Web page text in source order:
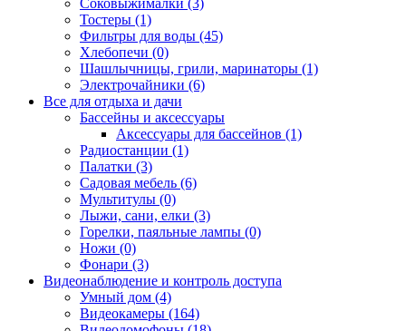
Соковыжималки (3)
Тостеры (1)
Фильтры для воды (45)
Хлебопечи (0)
Шашлычницы, грили, маринаторы (1)
Электрочайники (6)
Все для отдыха и дачи
Бассейны и аксессуары
Аксессуары для бассейнов (1)
Радиостанции (1)
Палатки (3)
Садовая мебель (6)
Мультитулы (0)
Лыжи, сани, елки (3)
Горелки, паяльные лампы (0)
Ножи (0)
Фонари (3)
Видеонаблюдение и контроль доступа
Умный дом (4)
Видеокамеры (164)